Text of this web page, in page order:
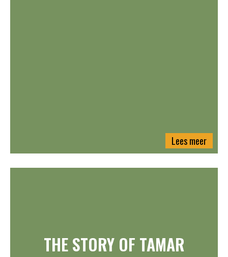
Lees meer
THE STORY OF TAMAR